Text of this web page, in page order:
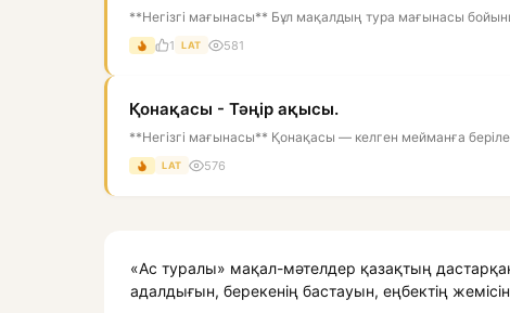
**Негізгі мағынасы** Бұл мақалдың тура мағынасы
1 LAT 581
Қонақасы - Тәңір ақысы.
**Негізгі мағынасы** Қонақасы — келген мейманға
LAT 576
«Ас туралы» мақал-мәтелдер қазақтың
адалдығын, берекенің бастауын, еңбектің